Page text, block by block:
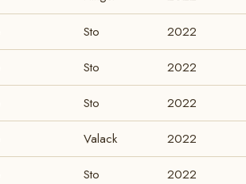
Sto 2022
Sto 2022
Sto 2022
Valack 2022
Sto 2022